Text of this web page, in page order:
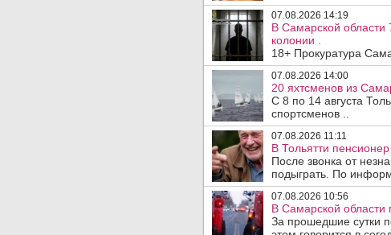
07.08.2026 14:19
В Самарской области
колонии .
18+ Прокуратура
07.08.2026 14:00
20 яхтсменов из
С 8 по 14 августа
спортсменов ..
07.08.2026 11:11
В Тольятти
После звонка от
подыграть. По
07.08.2026 10:56
В Самарской области
За прошедшие сутки